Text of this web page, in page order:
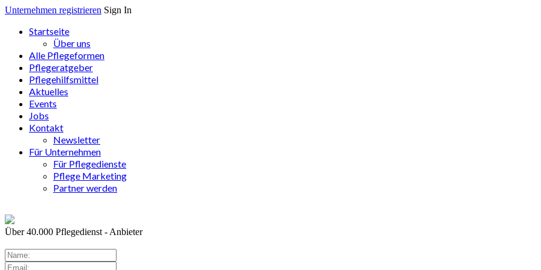
Unternehmen registrieren Sign In
Startseite
Über uns
Alle Pflegeformen
Pflegeratgeber
Pflegehilfsmittel
Aktuelles
Events
Jobs
Kontakt
Newsletter
Für Unternehmen
Für Pflegedienste
Pflege Marketing
Partner werden
Über 40.000 Pflegedienst - Anbieter